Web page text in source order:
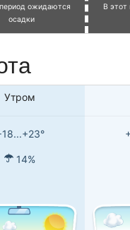
ожидаются
осадки
В
Утром
14%